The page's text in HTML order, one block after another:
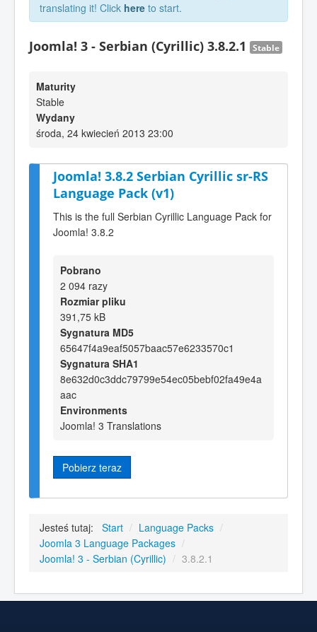
translating it! Click here to start.
Joomla! 3 - Serbian (Cyrillic) 3.8.2.1 Stable
Maturity
Stable
Wydany
środa, 24 kwiecień 2013 23:00
Joomla! 3.8.2 Serbian Cyrillic sr-RS
Language Pack (v1)
This is the full Serbian Cyrillic Language Pack for
Joomla! 3.8.2
Pobrano
2 094 razy
Rozmiar pliku
391,75 kB
Sygnatura MD5
65647f4a9eaf5057baac57e6233570c1
Sygnatura SHA1
8e632d0c3ddc79799e54ec05bebf02fa49e4a
aac
Environments
Joomla! 3 Translations
Pobierz teraz
Jesteś tutaj: Start / Language Packs /
Joomla 3 Language Packages /
Joomla! 3 - Serbian (Cyrillic) / 3.8.2.1